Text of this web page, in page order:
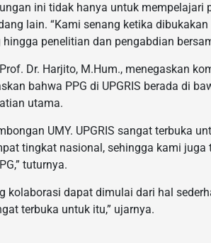
ini tidak hanya untuk mempelajari
lain. “Kami senang ketika
penelitian dan pengabdian
Dr. Harjito, M.Hum., menegaskan
bahwa PPG di UPGRIS berada di
utama.
UMY. UPGRIS sangat terbuka
tingkat nasional, sehingga kami
tuturnya.
kolaborasi dapat dimulai dari hal
terbuka untuk itu,” ujarnya.